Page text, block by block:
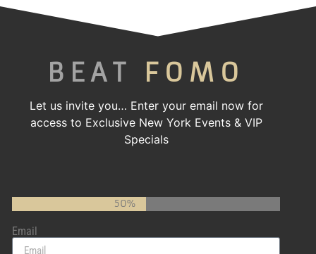
CHARITY
Gotham Gala – Fall 2023
BEAT FOMO
Let us invite you… Enter your email now for
access to Exclusive New York Events & VIP
Specials
50%
Email